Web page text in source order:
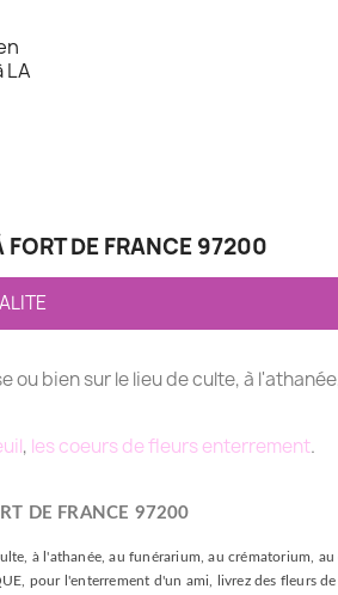
LA
FORT DE FRANCE 97200
ou bien sur le lieu de culte, à
, les coeurs de fleurs enterrement.
DE FRANCE 97200
à l'athanée, au funérarium, au crématorium, au
pour l'enterrement d'un ami, livrez des fleurs